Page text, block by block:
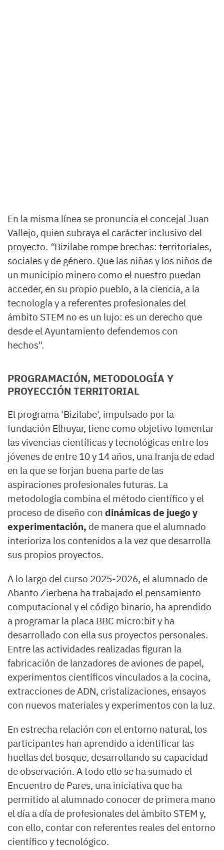
En la misma línea se pronuncia el concejal Juan
Vallejo, quien subraya el carácter inclusivo del
proyecto. “Bizilabe rompe brechas: territoriales,
sociales y de género. Que las niñas y los niños de
un municipio minero como el nuestro puedan
acceder, en su propio pueblo, a la ciencia, a la
tecnología y a referentes profesionales del
ámbito STEM no es un lujo: es un derecho que
desde el Ayuntamiento defendemos con
hechos".
PROGRAMACIÓN, METODOLOGÍA Y
PROYECCIÓN TERRITORIAL
El programa 'Bizilabe', impulsado por la
fundación Elhuyar, tiene como objetivo fomentar
las vivencias científicas y tecnológicas entre los
jóvenes de entre 10 y 14 años, una franja de edad
en la que se forjan buena parte de las
aspiraciones profesionales futuras. La
metodología combina el método científico y el
proceso de diseño con dinámicas de juego y
experimentación, de manera que el alumnado
interioriza los contenidos a la vez que desarrolla
sus propios proyectos.
A lo largo del curso 2025-2026, el alumnado de
Abanto Zierbena ha trabajado el pensamiento
computacional y el código binario, ha aprendido
a programar la placa BBC micro:bit y ha
desarrollado con ella sus proyectos personales.
Entre las actividades realizadas figuran la
fabricación de lanzadores de aviones de papel,
experimentos científicos vinculados a la cocina,
extracciones de ADN, cristalizaciones, ensayos
con nuevos materiales y experimentos con la luz.
En estrecha relación con el entorno natural, los
participantes han aprendido a identificar las
huellas del bosque, desarrollando su capacidad
de observación. A todo ello se ha sumado el
Encuentro de Pares, una iniciativa que ha
permitido al alumnado conocer de primera mano
el día a día de profesionales del ámbito STEM y,
con ello, contar con referentes reales del entorno
científico y tecnológico.